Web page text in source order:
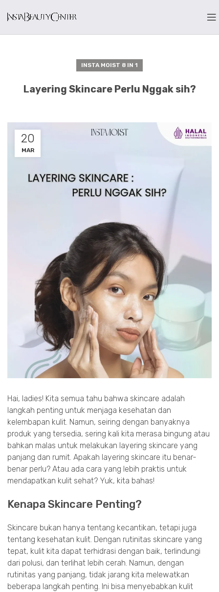
INSTA MOIST 8 IN 1
Layering Skincare Perlu Nggak sih?
20
MAR
Hai, ladies! Kita semua tahu bahwa skincare adalah
langkah penting untuk menjaga kesehatan dan
kelembapan kulit. Namun, seiring dengan banyaknya
produk yang tersedia, sering kali kita merasa bingung atau
bahkan malas untuk melakukan layering skincare yang
panjang dan rumit. Apakah layering skincare itu benar-
benar perlu? Atau ada cara yang lebih praktis untuk
mendapatkan kulit sehat? Yuk, kita bahas!
Kenapa Skincare Penting?
Skincare bukan hanya tentang kecantikan, tetapi juga
tentang kesehatan kulit. Dengan rutinitas skincare yang
tepat, kulit kita dapat terhidrasi dengan baik, terlindungi
dari polusi, dan terlihat lebih cerah. Namun, dengan
rutinitas yang panjang, tidak jarang kita melewatkan
beberapa langkah penting. Ini bisa menyebabkan kulit